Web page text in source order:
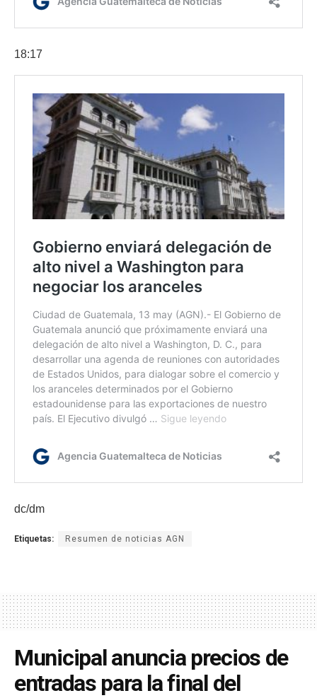
18:17
dc/dm
Etiquetas: Resumen de noticias AGN
Municipal anuncia precios de
entradas para la final del